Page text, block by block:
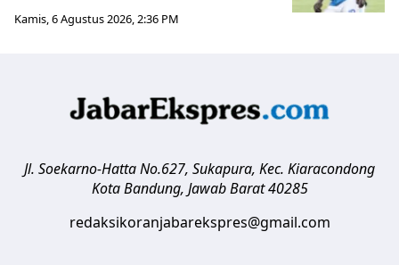
Kamis, 6 Agustus 2026, 2:36 PM
Jl. Soekarno-Hatta No.627, Sukapura, Kec. Kiaracondong
Kota Bandung, Jawab Barat 40285
redaksikoranjabarekspres@gmail.com